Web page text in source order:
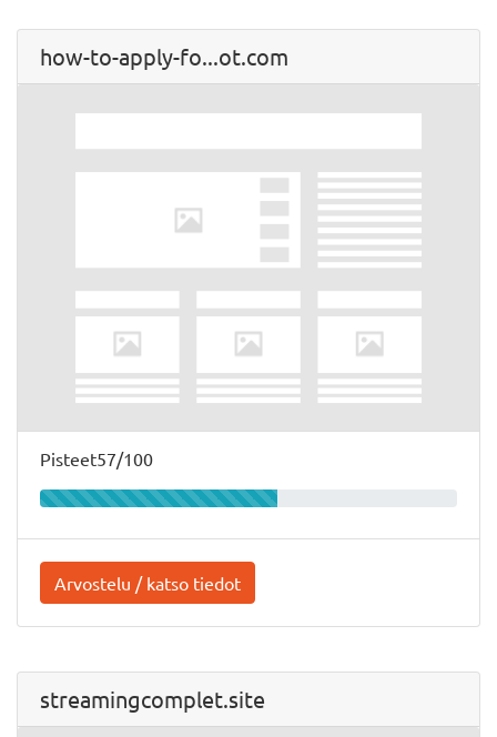
how-to-apply-fo...ot.com
Pisteet57/100
Arvostelu / katso tiedot
streamingcomplet.site